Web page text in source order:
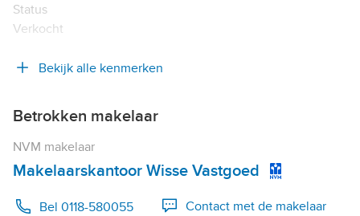
Status
Verkocht
Bekijk alle kenmerken
Betrokken makelaar
NVM makelaar
Makelaarskantoor Wisse Vastgoed
Bel 0118-580055 Contact met de makelaar